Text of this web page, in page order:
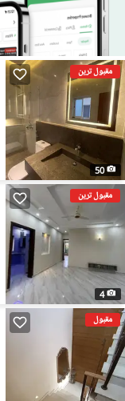
مقبول ترین
50
مقبول ترین
4
مقبول